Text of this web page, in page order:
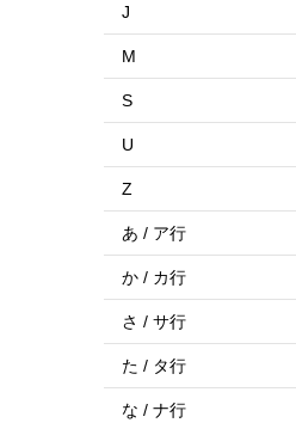
J
M
S
U
Z
あ / ア行
か / カ行
さ / サ行
た / タ行
な / ナ行